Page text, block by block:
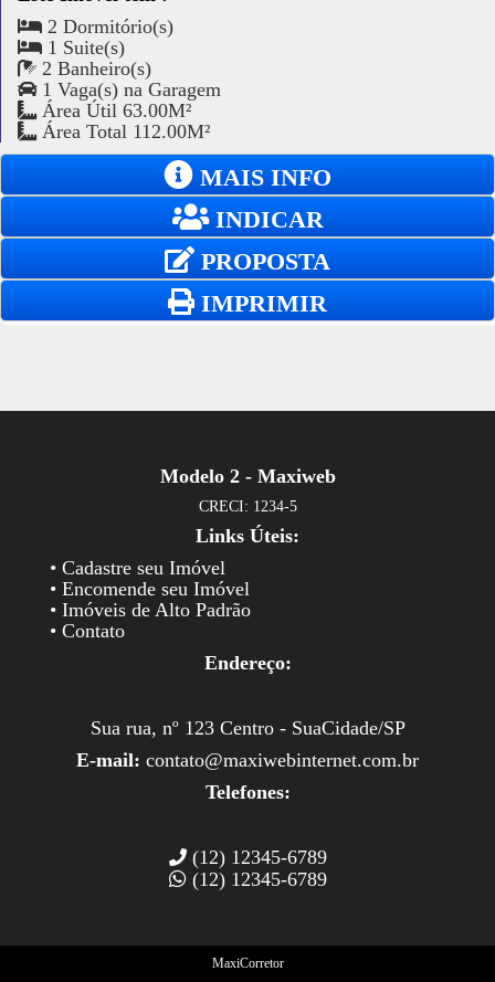
2 Dormitório(s)
1 Suite(s)
2 Banheiro(s)
1 Vaga(s) na Garagem
Área Útil 63.00M²
Área Total 112.00M²
MAIS INFO
INDICAR
PROPOSTA
IMPRIMIR
Modelo 2 - Maxiweb
CRECI: 1234-5
Links Úteis:
• Cadastre seu Imóvel
• Encomende seu Imóvel
• Imóveis de Alto Padrão
• Contato
Endereço:
Sua rua, nº 123 Centro - SuaCidade/SP
E-mail: contato@maxiwebinternet.com.br
Telefones:
(12) 12345-6789
(12) 12345-6789
MaxiCorretor